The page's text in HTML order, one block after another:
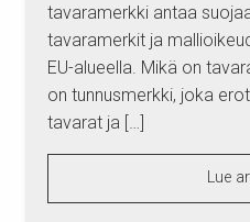
tavaramerkki antaa
tavaramerkit ja
EU-alueella. Mikä on
on tunnusmerkki, joka
tavarat ja […]
Lue